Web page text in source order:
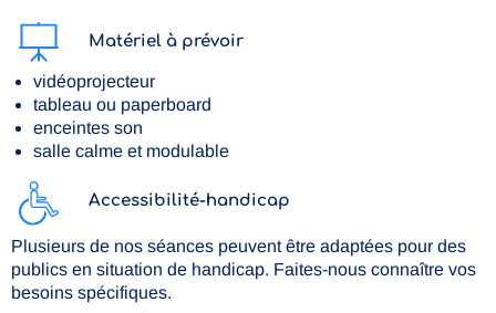
Matériel à prévoir
vidéoprojecteur
tableau ou paperboard
enceintes son
salle calme et modulable
Accessibilité-handicap
Plusieurs de nos séances peuvent être adaptées pour des
publics en situation de handicap. Faites-nous connaître vos
besoins spécifiques.